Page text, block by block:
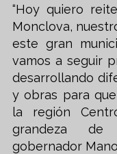
“Hoy quiero
Monclova,
este gran
vamos a seguir
desarrollando
y obras para
la región
grandeza de
gobernador